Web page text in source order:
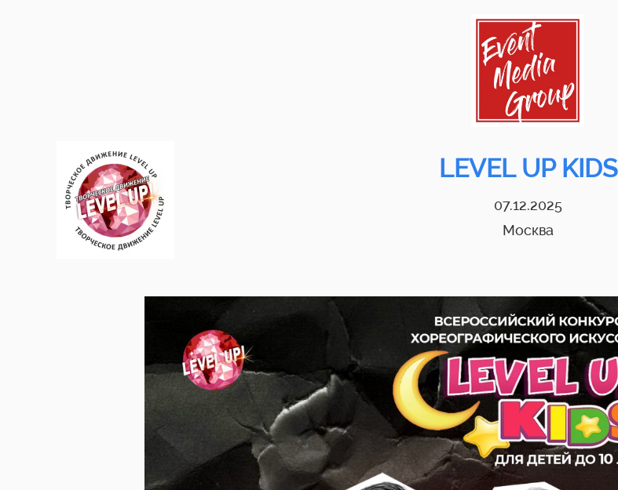
LEVEL UP KIDS
07.12.2025
Москва